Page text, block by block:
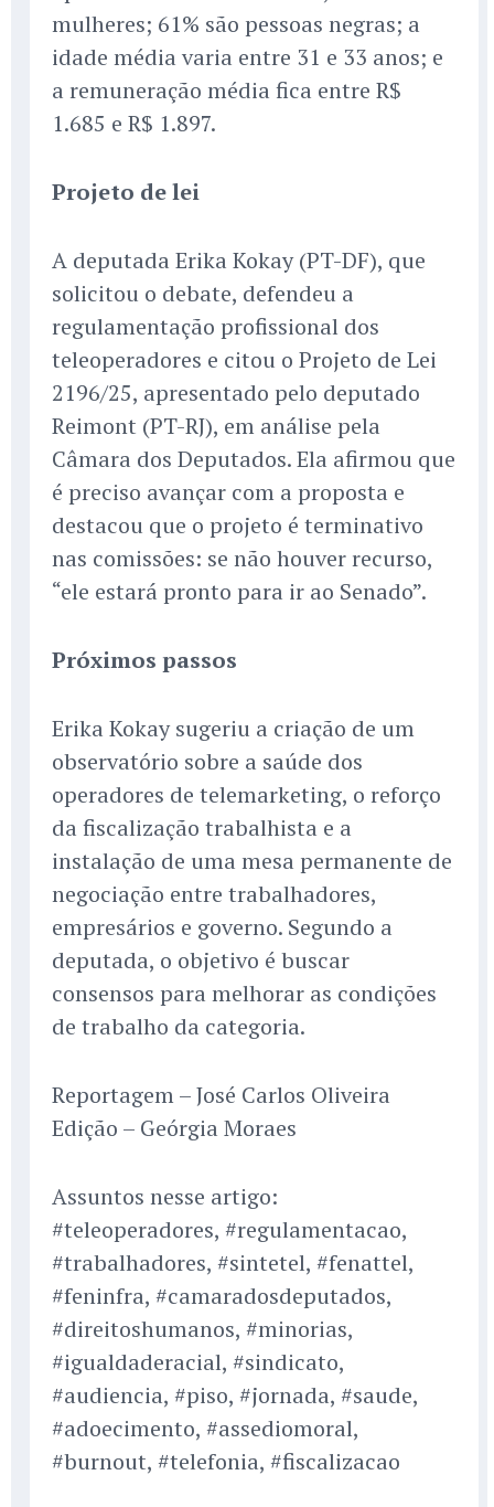
mulheres; 61% são pessoas negras; a
idade média varia entre 31 e 33 anos; e
a remuneração média fica entre R$
1.685 e R$ 1.897.
Projeto de lei
A deputada Erika Kokay (PT-DF), que
solicitou o debate, defendeu a
regulamentação profissional dos
teleoperadores e citou o Projeto de Lei
2196/25, apresentado pelo deputado
Reimont (PT-RJ), em análise pela
Câmara dos Deputados. Ela afirmou que
é preciso avançar com a proposta e
destacou que o projeto é terminativo
nas comissões: se não houver recurso,
“ele estará pronto para ir ao Senado”.
Próximos passos
Erika Kokay sugeriu a criação de um
observatório sobre a saúde dos
operadores de telemarketing, o reforço
da fiscalização trabalhista e a
instalação de uma mesa permanente de
negociação entre trabalhadores,
empresários e governo. Segundo a
deputada, o objetivo é buscar
consensos para melhorar as condições
de trabalho da categoria.
Reportagem – José Carlos Oliveira
Edição – Geórgia Moraes
Assuntos nesse artigo:
#teleoperadores, #regulamentacao,
#trabalhadores, #sintetel, #fenattel,
#feninfra, #camaradosdeputados,
#direitoshumanos, #minorias,
#igualdaderacial, #sindicato,
#audiencia, #piso, #jornada, #saude,
#adoecimento, #assediomoral,
#burnout, #telefonia, #fiscalizacao